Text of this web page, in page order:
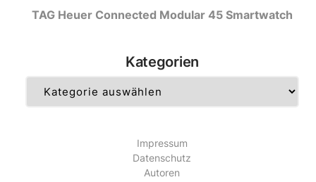
TAG Heuer Connected Modular 45 Smartwatch
Kategorien
Impressum
Datenschutz
Autoren